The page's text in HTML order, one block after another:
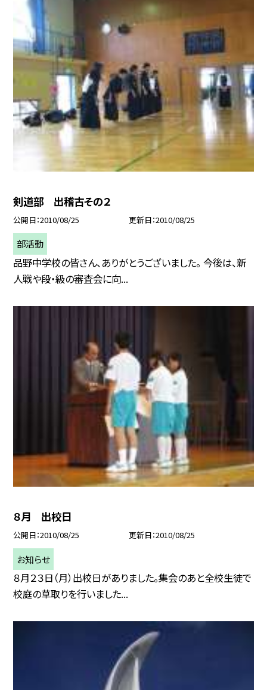
剣道部 出稽古その２
公開日 2010/08/25 更新日 2010/08/25
部活動
品野中学校の皆さん、ありがとうございました。 今後は、新
人戦や段・級の審査会に向...
８月 出校日
公開日 2010/08/25 更新日 2010/08/25
お知らせ
８月２３日（月）出校日がありました。集会のあと全校生徒で
校庭の草取りを行いました...